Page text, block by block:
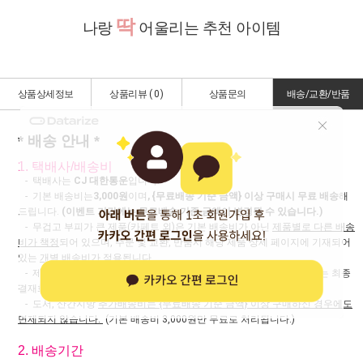
나랑 딱어울리는 추천 아이템
상품상세정보 상품리뷰 ( 0) 상품문의 배송/교환/반품
* 배송 안내 *
1. 택배사/배송비
- 택배사는 CJ 대한통운입니다.
- 기본 배송비는 3,000원 이며 , {무료배송 기준 금액} 이상 구매시 무료 배송해
드립니다. (이벤트 기간에는 무료배송 기준 금액이 변경될 수 있습니다.)
- 무겁고 부피가 큰 제품(카페트 외)은 기본 배송비가 아닌 제품별로 다른 배송
비가 책정 되어 있으며, 주문 및 교환, 반품시 해당 제품 상세 페이지에 기재되어
있는 개별 배송비가 적용됩니다
- 제주도 및 도서,산간지방 추가 배송비 부과되며, 지역별 추가 배송비는 최종
결재화면에서 확인 하실 수 있습니다.
- 도서, 산간지방추가배송비는 {무료배송 기준 금액} 이상 구매하신 경우에도
면제되지 않습니다. (기본 배송비 3,000원만 무료로 처리됩니다.)
2. 배송기간